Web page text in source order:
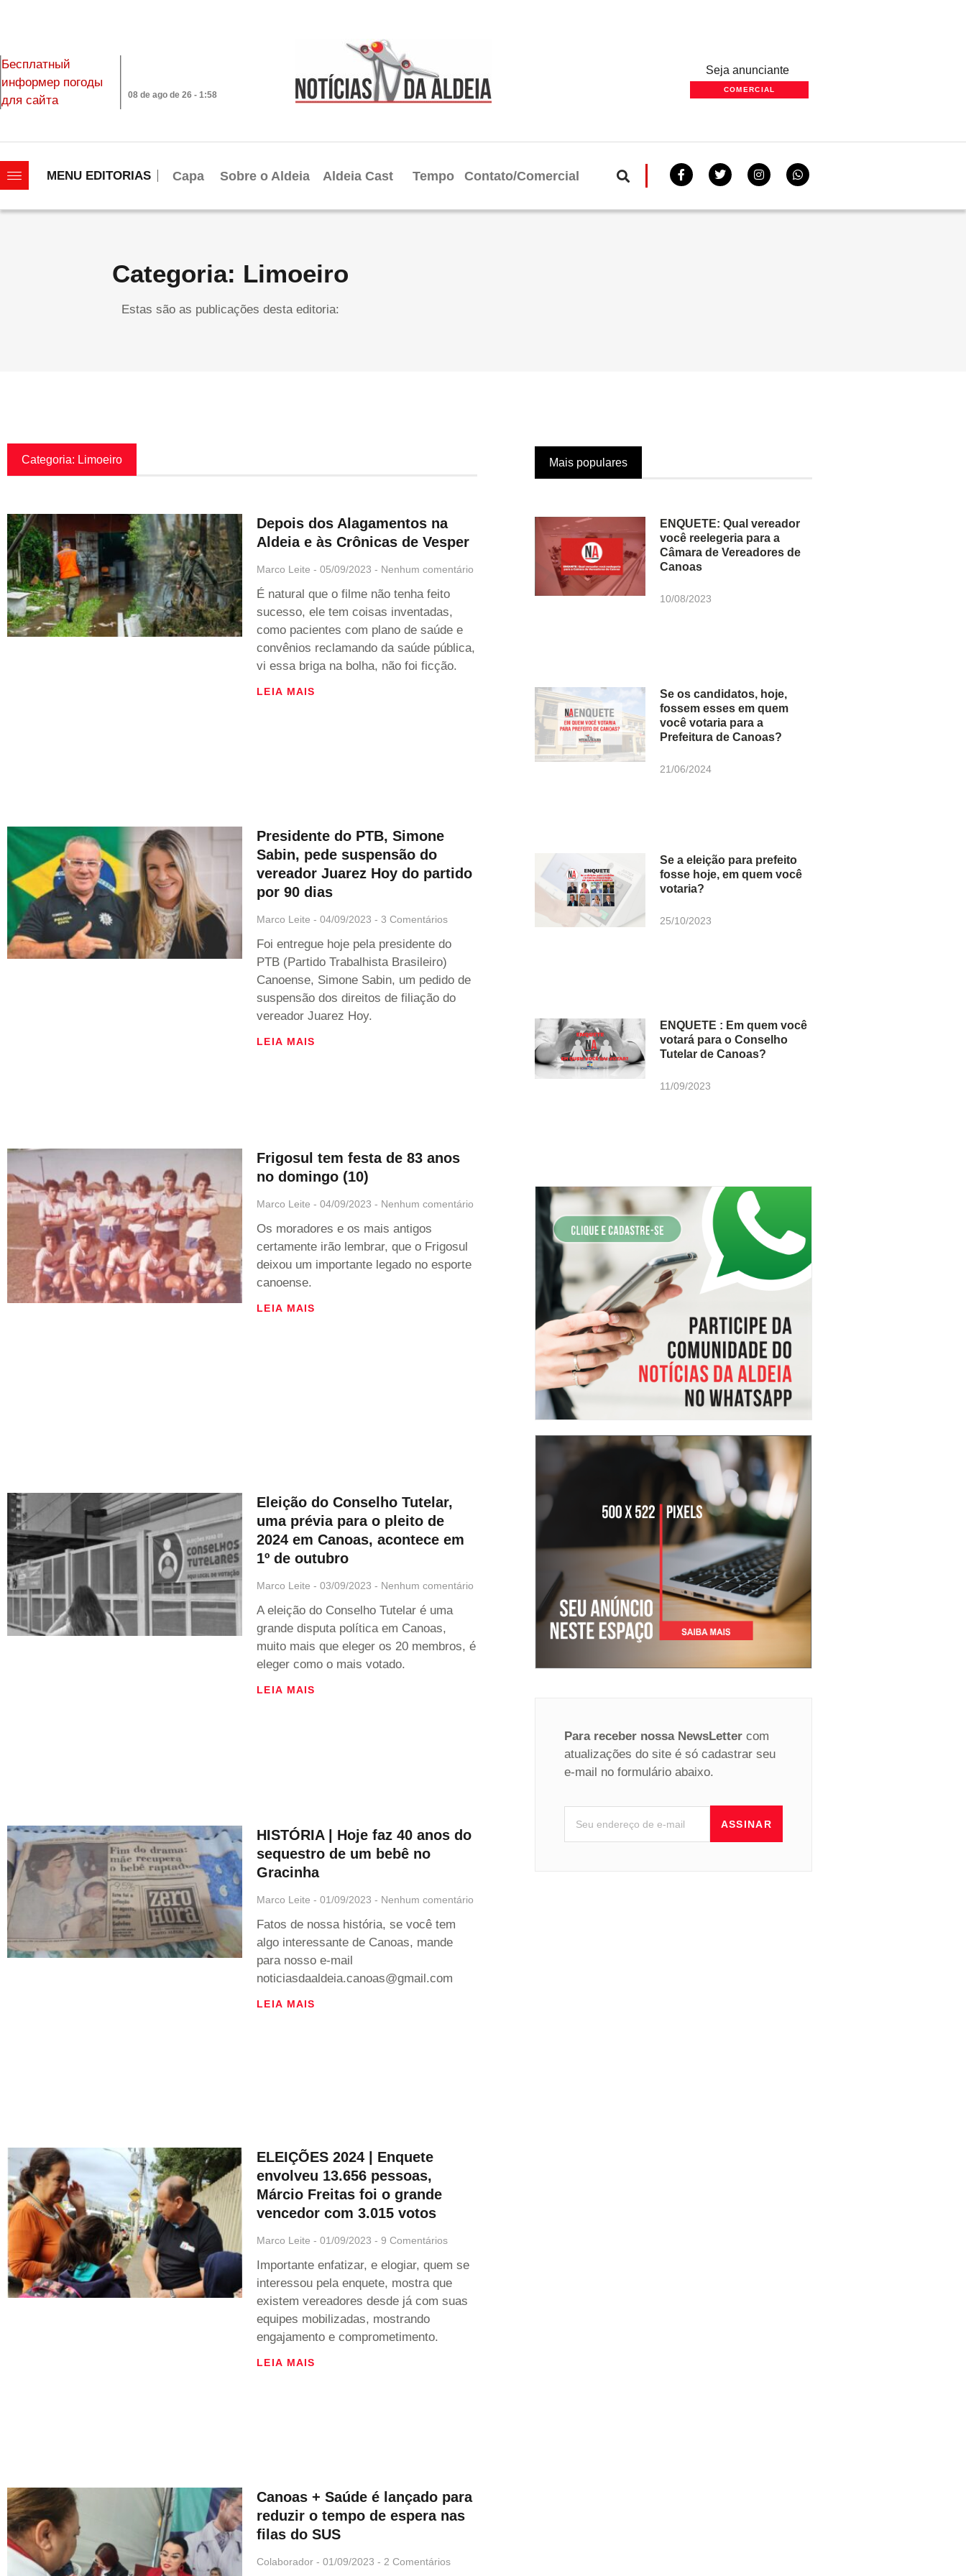
Бесплатный
информер погоды
для сайта
08 de ago de 26 - 1:58
Seja anunciante
COMERCIAL
MENU EDITORIAS Capa Sobre o Aldeia Aldeia Cast Tempo Contato/Comercial
Categoria: Limoeiro
Estas são as publicações desta editoria:
Categoria: Limoeiro
Depois dos Alagamentos na
Aldeia e às Crônicas de Vesper
Marco Leite 05/09/2023 Nenhum comentário
É natural que o filme não tenha feito
sucesso, ele tem coisas inventadas,
como pacientes com plano de saúde e
convênios reclamando da saúde pública,
vi essa briga na bolha, não foi ficção.
LEIA MAIS
Presidente do PTB, Simone
Sabin, pede suspensão do
vereador Juarez Hoy do partido
por 90 dias
Marco Leite 04/09/2023 3 Comentários
Foi entregue hoje pela presidente do
PTB (Partido Trabalhista Brasileiro)
Canoense, Simone Sabin, um pedido de
suspensão dos direitos de filiação do
vereador Juarez Hoy.
LEIA MAIS
Frigosul tem festa de 83 anos
no domingo (10)
Marco Leite 04/09/2023 Nenhum comentário
Os moradores e os mais antigos
certamente irão lembrar, que o Frigosul
deixou um importante legado no esporte
canoense.
LEIA MAIS
Eleição do Conselho Tutelar,
uma prévia para o pleito de
2024 em Canoas, acontece em
1º de outubro
Marco Leite 03/09/2023 Nenhum comentário
A eleição do Conselho Tutelar é uma
grande disputa política em Canoas,
muito mais que eleger os 20 membros, é
eleger como o mais votado.
LEIA MAIS
HISTÓRIA | Hoje faz 40 anos do
sequestro de um bebê no
Gracinha
Marco Leite 01/09/2023 Nenhum comentário
Fatos de nossa história, se você tem
algo interessante de Canoas, mande
para nosso e-mail
noticiasdaaldeia.canoas@gmail.com
LEIA MAIS
ELEIÇÕES 2024 | Enquete
envolveu 13.656 pessoas,
Márcio Freitas foi o grande
vencedor com 3.015 votos
Marco Leite 01/09/2023 9 Comentários
Importante enfatizar, e elogiar, quem se
interessou pela enquete, mostra que
existem vereadores desde já com suas
equipes mobilizadas, mostrando
engajamento e comprometimento.
LEIA MAIS
Canoas + Saúde é lançado para
reduzir o tempo de espera nas
filas do SUS
Colaborador 01/09/2023 2 Comentários
Mais populares
ENQUETE: Qual vereador
você reelegeria para a
Câmara de Vereadores de
Canoas
10/08/2023
Se os candidatos, hoje,
fossem esses em quem
você votaria para a
Prefeitura de Canoas?
21/06/2024
Se a eleição para prefeito
fosse hoje, em quem você
votaria?
25/10/2023
ENQUETE : Em quem você
votará para o Conselho
Tutelar de Canoas?
11/09/2023
Para receber nossa NewsLetter com
atualizações do site é só cadastrar seu
e-mail no formulário abaixo.
ASSINAR